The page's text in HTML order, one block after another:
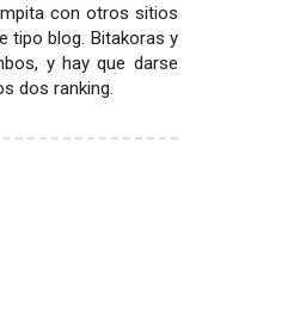
con otros sitios
tipo blog. Bitakoras y
y hay que darse
dos ranking.